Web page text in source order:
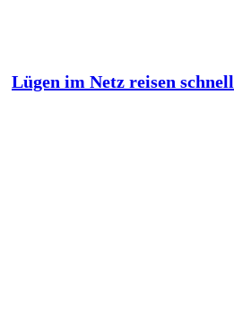
Lügen im Netz reisen schnell